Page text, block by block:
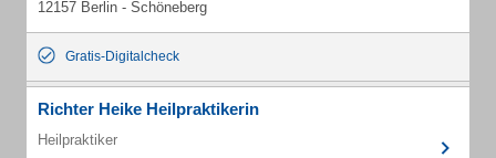
12157 Berlin - Schöneberg
Gratis-Digitalcheck
Richter Heike Heilpraktikerin
Heilpraktiker